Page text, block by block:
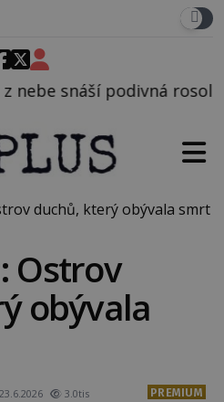
látka neznámého
duchů, který obývala smrt
Ostrov
obývala
23.6.2026 3.0tis PREMIUM